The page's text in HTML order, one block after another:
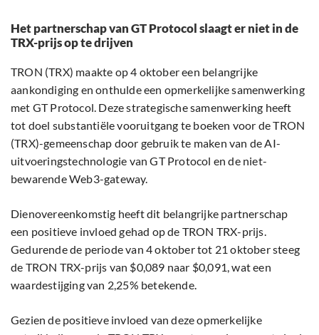
Het partnerschap van GT Protocol slaagt er niet in de
TRX-prijs op te drijven
TRON (TRX) maakte op 4 oktober een belangrijke
aankondiging en onthulde een opmerkelijke samenwerking
met GT Protocol. Deze strategische samenwerking heeft
tot doel substantiële vooruitgang te boeken voor de TRON
(TRX)-gemeenschap door gebruik te maken van de AI-
uitvoeringstechnologie van GT Protocol en de niet-
bewarende Web3-gateway.
Dienovereenkomstig heeft dit belangrijke partnerschap
een positieve invloed gehad op de TRON TRX-prijs.
Gedurende de periode van 4 oktober tot 21 oktober steeg
de TRON TRX-prijs van $0,089 naar $0,091, wat een
waardestijging van 2,25% betekende.
Gezien de positieve invloed van deze opmerkelijke